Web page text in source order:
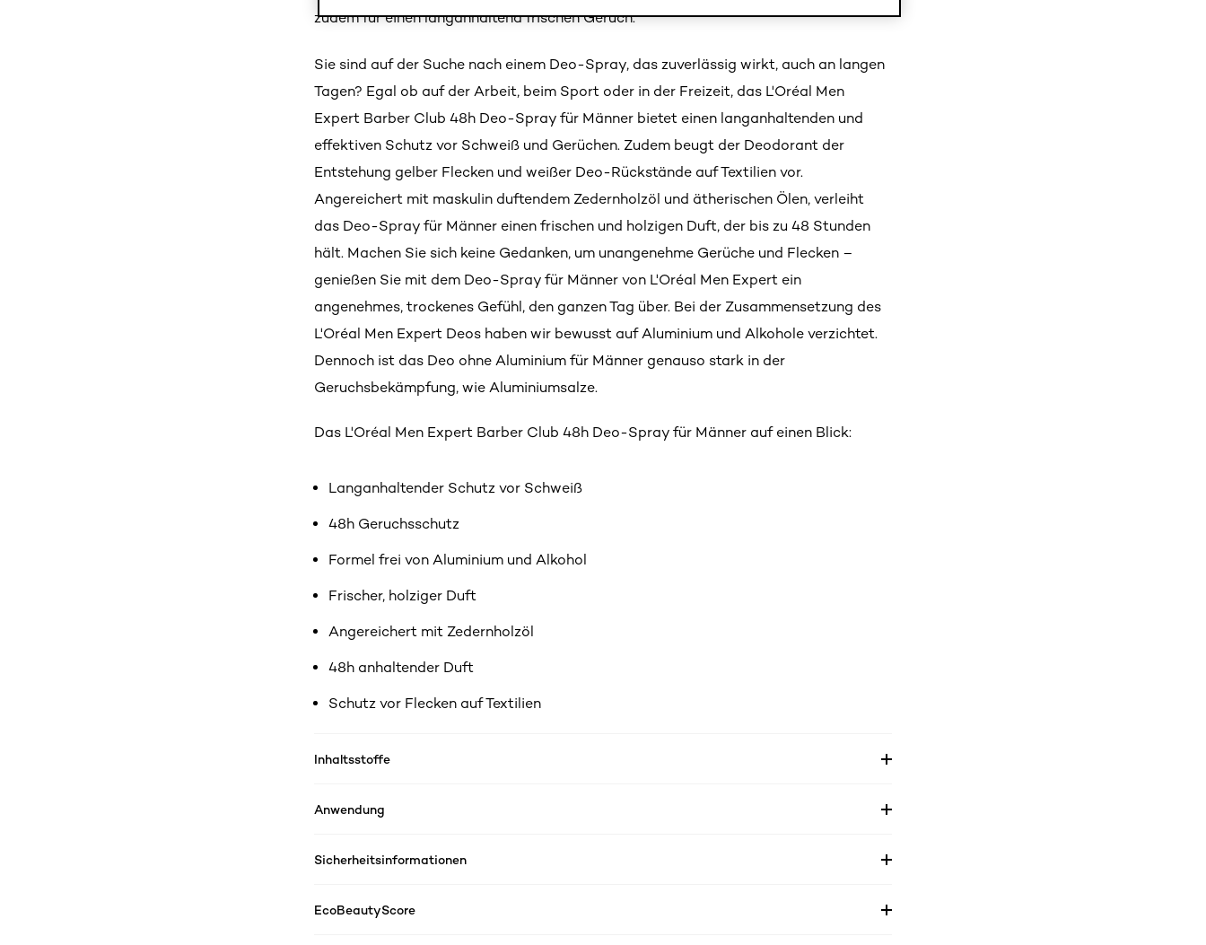
zudem für einen langanhaltend frischen Geruch.
Sie sind auf der Suche nach einem Deo-Spray, das zuverlässig wirkt, auch an langen
Tagen? Egal ob auf der Arbeit, beim Sport oder in der Freizeit, das L'Oréal Men
Expert Barber Club 48h Deo-Spray für Männer bietet einen langanhaltenden und
effektiven Schutz vor Schweiß und Gerüchen. Zudem beugt der Deodorant der
Entstehung gelber Flecken und weißer Deo-Rückstände auf Textilien vor.
Angereichert mit maskulin duftendem Zedernholzöl und ätherischen Ölen, verleiht
das Deo-Spray für Männer einen frischen und holzigen Duft, der bis zu 48 Stunden
hält. Machen Sie sich keine Gedanken, um unangenehme Gerüche und Flecken –
genießen Sie mit dem Deo-Spray für Männer von L'Oréal Men Expert ein
angenehmes, trockenes Gefühl, den ganzen Tag über. Bei der Zusammensetzung des
L'Oréal Men Expert Deos haben wir bewusst auf Aluminium und Alkohole verzichtet.
Dennoch ist das Deo ohne Aluminium für Männer genauso stark in der
Geruchsbekämpfung, wie Aluminiumsalze.
Das L'Oréal Men Expert Barber Club 48h Deo-Spray für Männer auf einen Blick:
Langanhaltender Schutz vor Schweiß
48h Geruchsschutz
Formel frei von Aluminium und Alkohol
Frischer, holziger Duft
Angereichert mit Zedernholzöl
48h anhaltender Duft
Schutz vor Flecken auf Textilien
Inhaltsstoffe
Anwendung
Sicherheitsinformationen
EcoBeautyScore